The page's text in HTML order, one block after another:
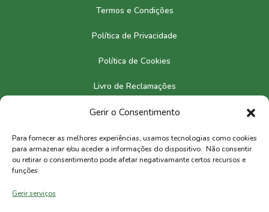
Gerir o Consentimento
Para fornecer as melhores experiências, usamos tecnologias como cookies
para armazenar e/ou aceder a informações do dispositivo. Não consentir
ou retirar o consentimento pode afetar negativamante certos recursos e
funções.
Gerir serviços
Termos e Condições
Política de Privacidade
Política de Cookies
Livro de Reclamações
Europa